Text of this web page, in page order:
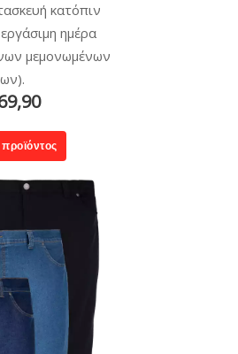
κατόπιν
ημέρα
μεμονωμένων